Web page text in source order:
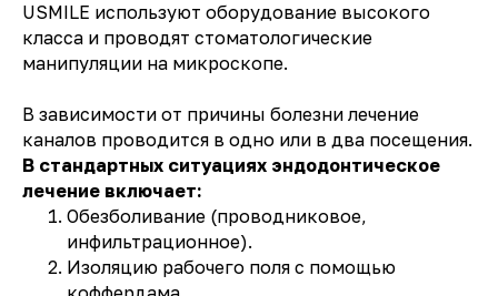
USMILE используют оборудование высокого
класса и проводят стоматологические
манипуляции на микроскопе.
В зависимости от причины болезни лечение
каналов проводится в одно или в два посещения.
В стандартных ситуациях эндодонтическое
лечение включает:
Обезболивание (проводниковое,
инфильтрационное).
Изоляцию рабочего поля с помощью